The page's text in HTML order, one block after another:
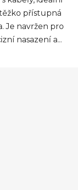
přístupná
Je navržen pro
nasazení a...